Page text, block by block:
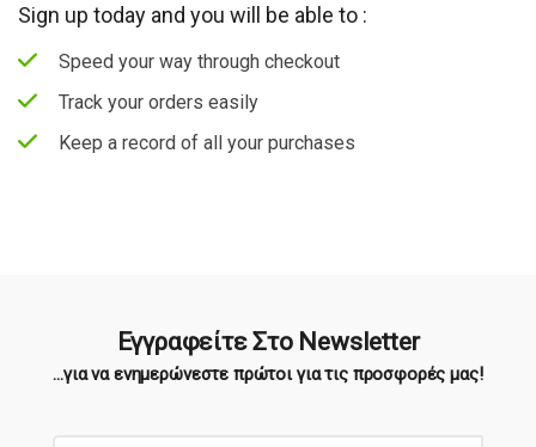
Sign up today and you will be able to :
Speed your way through checkout
Track your orders easily
Keep a record of all your purchases
Εγγραφείτε Στο Newsletter
...για να ενημερώνεστε πρώτοι για τις προσφορές μας!